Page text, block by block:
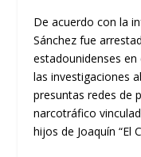
De acuerdo con la
Sánchez fue
estadounidenses
las investigaciones
presuntas redes de
narcotráfico
hijos de Joaquín “El